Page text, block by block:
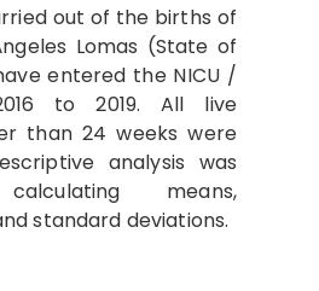
out of the births of
Lomas (State of
entered the NICU /
to 2019. All live
than 24 weeks were
analysis was
means,
standard deviations.